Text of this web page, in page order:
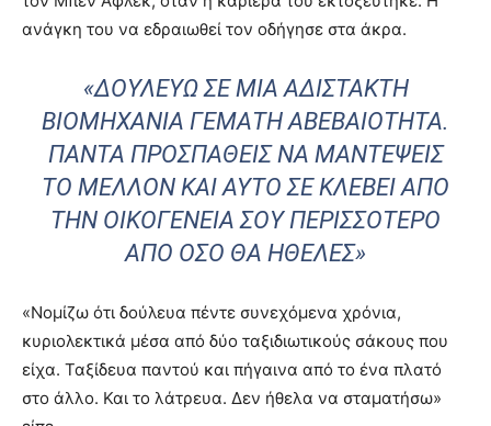
ανάγκη του να εδραιωθεί τον οδήγησε στα άκρα.
«ΔΟΥΛΕΎΩ ΣΕ ΜΙΑ ΑΔΊΣΤΑΚΤΗ
ΒΙΟΜΗΧΑΝΊΑ ΓΕΜΆΤΗ ΑΒΕΒΑΙΌΤΗΤΑ.
ΠΆΝΤΑ ΠΡΟΣΠΑΘΕΊΣ ΝΑ ΜΑΝΤΈΨΕΙΣ
ΤΟ ΜΈΛΛΟΝ ΚΑΙ ΑΥΤΌ ΣΕ ΚΛΈΒΕΙ ΑΠΌ
ΤΗΝ ΟΙΚΟΓΈΝΕΙΆ ΣΟΥ ΠΕΡΙΣΣΌΤΕΡΟ
ΑΠΌ ΌΣΟ ΘΑ ΉΘΕΛΕΣ»
«Νομίζω ότι δούλευα πέντε συνεχόμενα χρόνια,
κυριολεκτικά μέσα από δύο ταξιδιωτικούς σάκους που
είχα. Ταξίδευα παντού και πήγαινα από το ένα πλατό
στο άλλο. Και το λάτρευα. Δεν ήθελα να σταματήσω»